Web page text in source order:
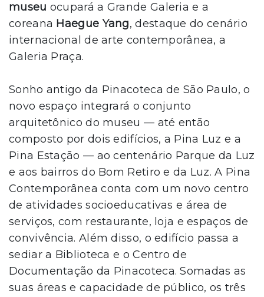
museu ocupará a Grande Galeria e a
coreana Haegue Yang, destaque do cenário
internacional de arte contemporânea, a
Galeria Praça.
Sonho antigo da Pinacoteca de São Paulo, o
novo espaço integrará o conjunto
arquitetônico do museu — até então
composto por dois edifícios, a Pina Luz e a
Pina Estação — ao centenário Parque da Luz
e aos bairros do Bom Retiro e da Luz. A Pina
Contemporânea conta com um novo centro
de atividades socioeducativas e área de
serviços, com restaurante, loja e espaços de
convivência. Além disso, o edifício passa a
sediar a Biblioteca e o Centro de
Documentação da Pinacoteca. Somadas as
suas áreas e capacidade de público, os três